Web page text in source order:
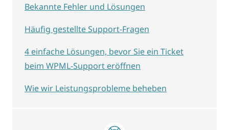
Bekannte Fehler und Lösungen
Häufig gestellte Support-Fragen
4 einfache Lösungen, bevor Sie ein Ticket
beim WPML-Support eröffnen
Wie wir Leistungsprobleme beheben